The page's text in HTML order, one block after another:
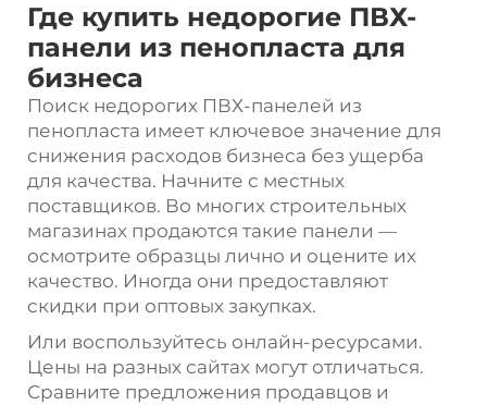
Где купить недорогие ПВХ-
панели из пенопласта для
бизнеса
Поиск недорогих ПВХ-панелей из
пенопласта имеет ключевое значение для
снижения расходов бизнеса без ущерба
для качества. Начните с местных
поставщиков. Во многих строительных
магазинах продаются такие панели —
осмотрите образцы лично и оцените их
качество. Иногда они предоставляют
скидки при оптовых закупках.
Или воспользуйтесь онлайн-ресурсами.
Цены на разных сайтах могут отличаться.
Сравните предложения продавцов и